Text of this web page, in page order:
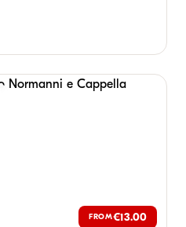
FROM€13.00